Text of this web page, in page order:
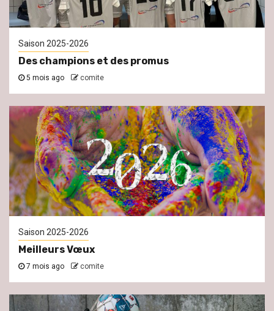
Saison 2025-2026
Des champions et des promus
5 mois ago comite
Saison 2025-2026
Meilleurs Vœux
7 mois ago comite